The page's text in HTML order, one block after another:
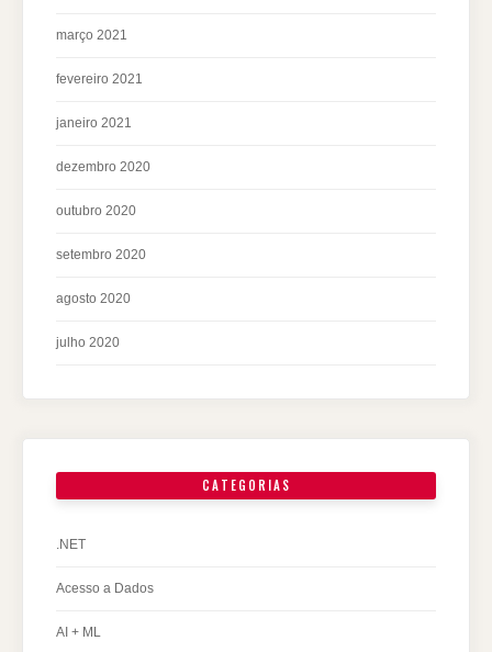
março 2021
fevereiro 2021
janeiro 2021
dezembro 2020
outubro 2020
setembro 2020
agosto 2020
julho 2020
CATEGORIAS
.NET
Acesso a Dados
AI + ML